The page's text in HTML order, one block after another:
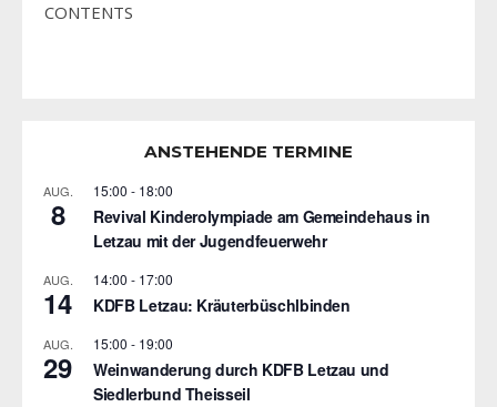
CONTENTS
ANSTEHENDE TERMINE
AUG.
8
15:00 - 18:00
Revival Kinderolympiade am Gemeindehaus in
Letzau mit der Jugendfeuerwehr
AUG.
14
14:00 - 17:00
KDFB Letzau: Kräuterbüschlbinden
AUG.
29
15:00 - 19:00
Weinwanderung durch KDFB Letzau und
Siedlerbund Theisseil